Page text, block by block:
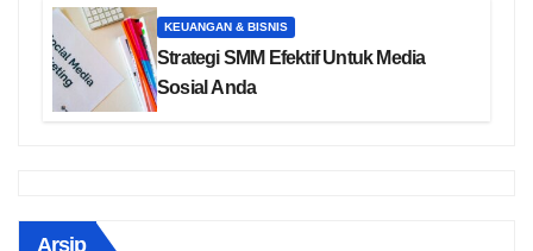
KEUANGAN & BISNIS
Strategi SMM Efektif Untuk Media
Sosial Anda
Arsip